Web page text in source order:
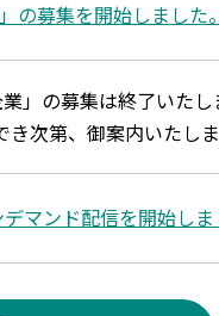
の募集を開始しました
」の募集は終了いた
次第、御案内いたし
マンド配信を開始し